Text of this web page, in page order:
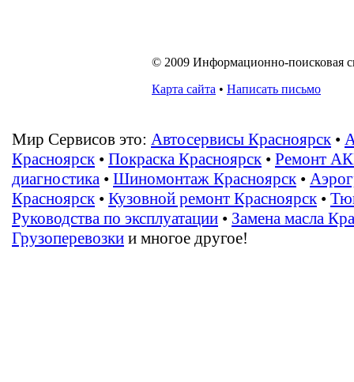
© 2009 Информационно-поисковая
Карта сайта • Написать письмо
Мир Сервисов это: Автосервисы Красноярск•
Красноярск• Покраска Красноярск• Ремонт
диагностика • Шиномонтаж Красноярск•
Красноярск• Кузовной ремонт Красноярск•
Руководства по эксплуатации • Замена масла
Грузоперевозки и многое другое!